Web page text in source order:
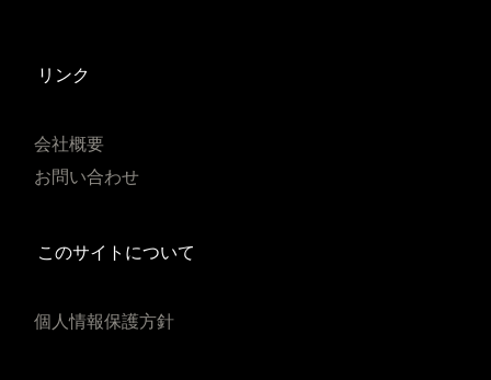
リンク
会社概要
お問い合わせ
このサイトについて
個人情報保護方針